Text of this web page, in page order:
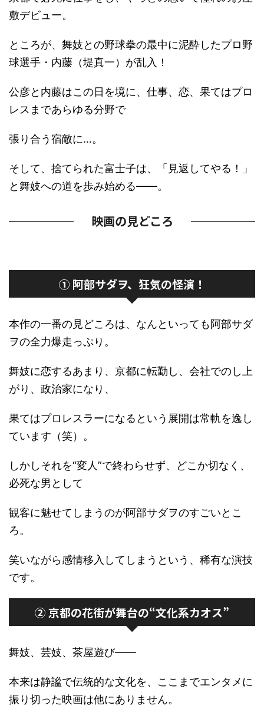
敷デビュー。
ところが、舞妓との野球拳の最中に泥酔したプロ野
球選手・内藤（堤真一）が乱入！
公彦と内藤はこの日を境に、仕事、恋、果てはプロ
レスまであらゆる分野で
張り合う宿敵に…。
そして、捨てられた富士子は、「見返してやる！」
と舞妓への道を歩み始める――。
映画の見どころ
① 阿部サダヲ、狂気の怪演！
本作の一番の見どころは、なんといっても阿部サダ
ヲの全力爆走っぷり。
舞妓に恋するあまり、京都に転勤し、会社でのし上
がり、政治家になり、
果てはプロレスラーになるという展開は常軌を逸し
ています（笑）。
しかしそれを“変人”で終わらせず、どこか切なく、
必死な男として
観客に魅せてしまうのが阿部サダヲのすごいとこ
ろ。
笑いながら感情移入してしまうという、稀有な演技
です。
② 京都の花街が舞台の“文化系カオス”
舞妓、芸妓、茶屋遊び――
本来は静謐で伝統的な文化を、ここまでエンタメに
振り切った映画は他にありません。